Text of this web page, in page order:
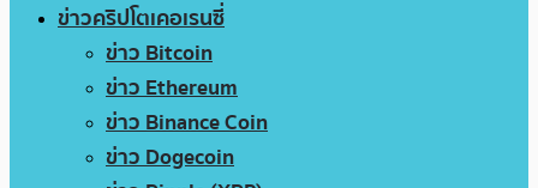
ข่าวคริปโตเคอเรนซี่
ข่าว Bitcoin
ข่าว Ethereum
ข่าว Binance Coin
ข่าว Dogecoin